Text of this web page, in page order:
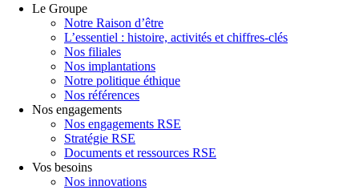
Le Groupe
Notre Raison d’être
L’essentiel : histoire, activités et chiffres-clés
Nos filiales
Nos implantations
Notre politique éthique
Nos références
Nos engagements
Nos engagements RSE
Stratégie RSE
Documents et ressources RSE
Vos besoins
Nos innovations